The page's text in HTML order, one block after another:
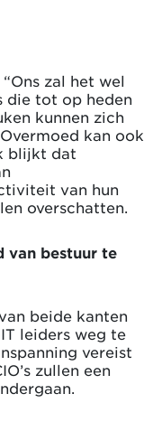
zal het wel
die tot op heden
kunnen zich
kan ook
blijkt dat
van hun
overschatten.
van bestuur te
beide kanten
leiders weg te
vereist
zullen een